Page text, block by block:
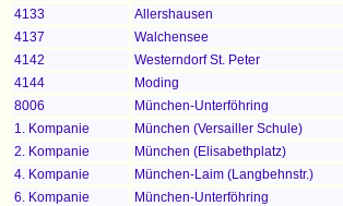
4133
Allershausen
4137
Walchensee
4142
Westerndorf St. Peter
4144
Moding
8006
München-Unterföhring
1. Kompanie
München (Versailler Schule)
2. Kompanie
München (Elisabethplatz)
4. Kompanie
München-Laim (Langbehnstr.)
6. Kompanie
München-Unterföhring